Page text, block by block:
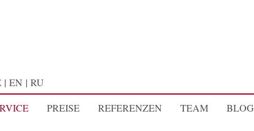
EN
RU
PREISE REFERENZEN TEAM BLOG